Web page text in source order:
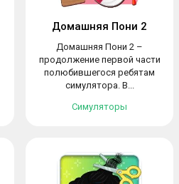
Домашняя Пони 2
Домашняя Пони 2 –
продолжение первой части
полюбившегося ребятам
симулятора. В...
Симуляторы